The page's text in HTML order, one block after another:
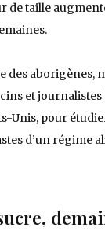
de taille
des aborigènes,
et journalistes
Unis, pour
d’un régime